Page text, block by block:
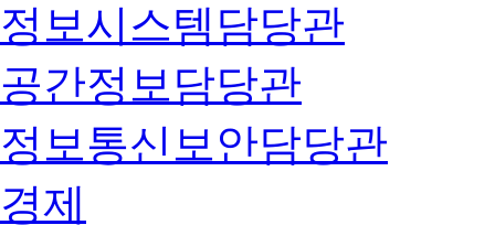
정보시스템담당관
공간정보담당관
정보통신보안담당관
경제